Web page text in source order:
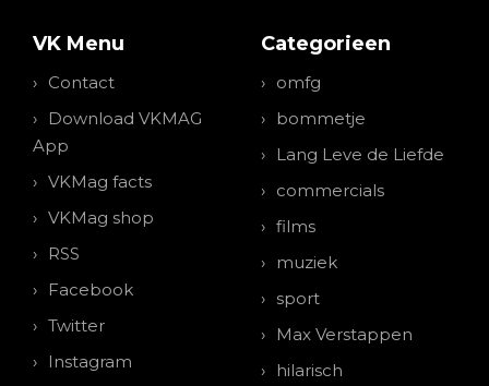
VK Menu
Contact
Download VKMAG
App
VKMag facts
VKMag shop
RSS
Facebook
Twitter
Instagram
Categorieen
omfg
bommetje
Lang Leve de Liefde
commercials
films
muziek
sport
Max Verstappen
hilarisch